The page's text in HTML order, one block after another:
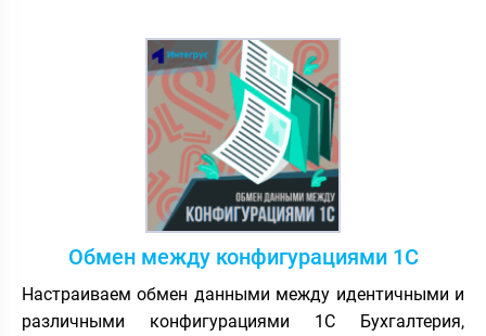
Обмен между конфигурациями 1С
Настраиваем обмен данными между идентичными и
различными конфигурациями 1С Бухгалтерия,